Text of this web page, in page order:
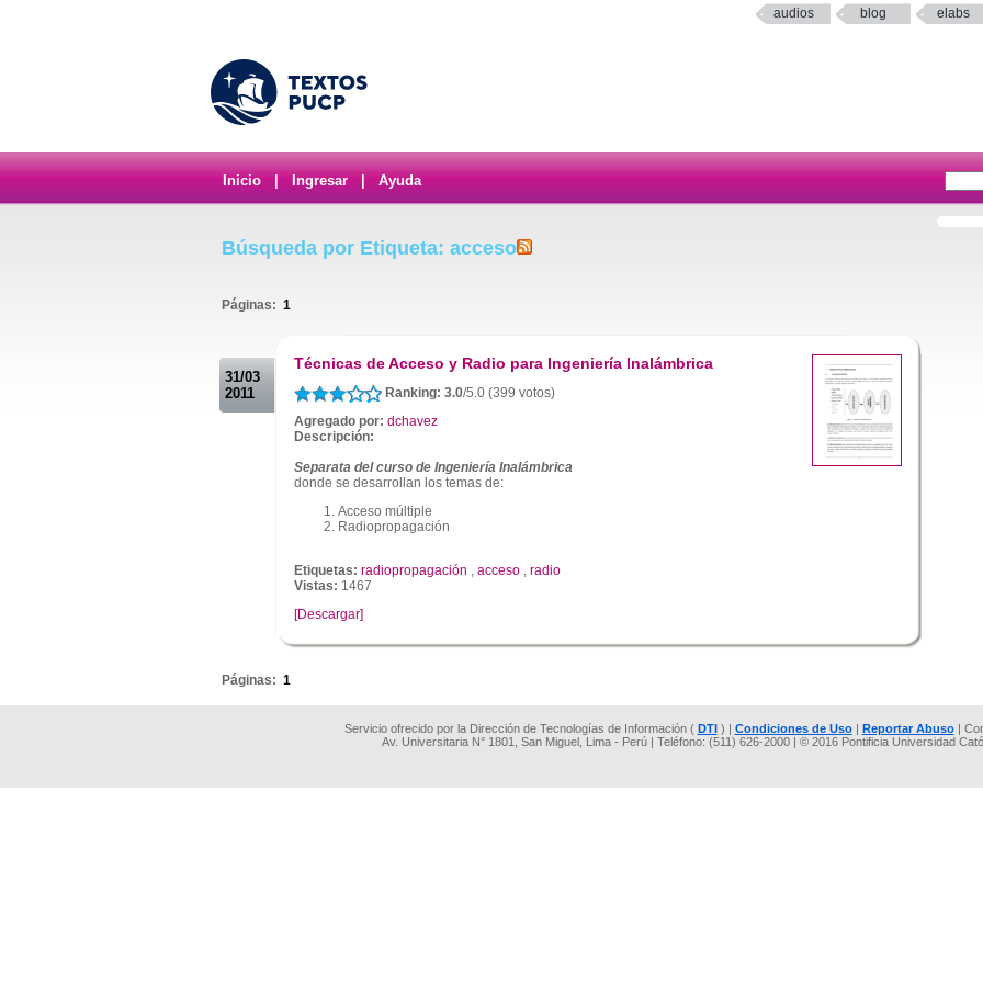
audios blog elabs
Inicio Ingresar Ayuda
Búsqueda por Etiqueta: acceso
Páginas: 1
31/03
2011
Técnicas de Acceso y Radio para Ingeniería Inalámbrica
Ranking: 3.0/5.0 (399 votos)
Agregado por: dchavez
Descripción:
Separata del curso de Ingeniería Inalámbrica
donde se desarrollan los temas de:
Acceso múltiple
Radiopropagación
Etiquetas: radiopropagación , acceso , radio
Vistas: 1467
[Descargar]
Páginas: 1
Servicio ofrecido por la Dirección de Tecnologías de Información ( DTI) | Condiciones de Uso| Reportar Abuso|
Av. Universitaria N° 1801, San Miguel, Lima - Perú | Teléfono: (511) 626-2000 | © 2016 Pontificia Universidad